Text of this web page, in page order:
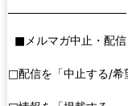
■メルマガ中止・配
□配信を「中止する/希